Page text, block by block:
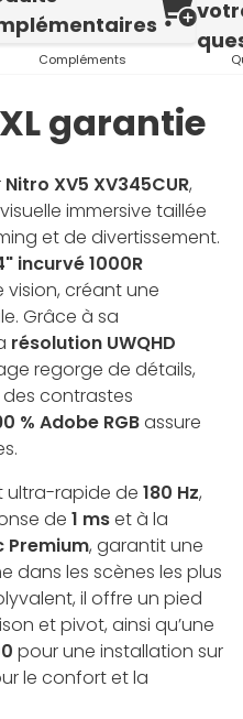
Compléments
garantie
Nitro XV5 XV345CUR,
immersive taillée
et de divertissement.
incurvé 1000R
créant une
Grâce à sa
résolution UWQHD
regorge de détails,
contrastes
% Adobe RGBassure
ultra-rapide de 180 Hz,
de 1 mset à la
Premium, garantit une
dans les scènes les plus
il offre un pied
et pivot, ainsi qu’une
pour une installation sur
le confort et la